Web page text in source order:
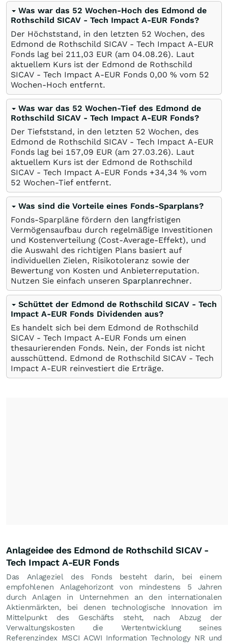
Was war das 52 Wochen-Hoch des Edmond de
Rothschild SICAV - Tech Impact A-EUR Fonds?
Der Höchststand, in den letzten 52 Wochen, des
Edmond de Rothschild SICAV - Tech Impact A-EUR
Fonds lag bei 211,03 EUR (am 04.08.26). Laut
aktuellem Kurs ist der Edmond de Rothschild
SICAV - Tech Impact A-EUR Fonds 0,00 % vom 52
Wochen-Hoch entfernt.
Was war das 52 Wochen-Tief des Edmond de
Rothschild SICAV - Tech Impact A-EUR Fonds?
Der Tiefststand, in den letzten 52 Wochen, des
Edmond de Rothschild SICAV - Tech Impact A-EUR
Fonds lag bei 157,09 EUR (am 27.03.26). Laut
aktuellem Kurs ist der Edmond de Rothschild
SICAV - Tech Impact A-EUR Fonds +34,34 % vom
52 Wochen-Tief entfernt.
Was sind die Vorteile eines Fonds-Sparplans?
Fonds-Sparpläne fördern den langfristigen
Vermögensaufbau durch regelmäßige Investitionen
und Kostenverteilung (Cost-Average-Effekt), und
die Auswahl des richtigen Plans basiert auf
individuellen Zielen, Risikotoleranz sowie der
Bewertung von Kosten und Anbieterreputation.
Nutzen Sie einfach unseren Sparplanrechner.
Schüttet der Edmond de Rothschild SICAV - Tech
Impact A-EUR Fonds Dividenden aus?
Es handelt sich bei dem Edmond de Rothschild
SICAV - Tech Impact A-EUR Fonds um einen
thesaurierenden Fonds. Nein, der Fonds ist nicht
ausschüttend. Edmond de Rothschild SICAV - Tech
Impact A-EUR reinvestiert die Erträge.
Anlageidee des Edmond de Rothschild SICAV -
Tech Impact A-EUR Fonds
Das Anlageziel des Fonds besteht darin, bei einem
empfohlenen Anlagehorizont von mindestens 5 Jahren
durch Anlagen in Unternehmen an den internationalen
Aktienmärkten, bei denen technologische Innovation im
Mittelpunkt des Geschäfts steht, nach Abzug der
Verwaltungskosten die Wertentwicklung seines
Referenzindex MSCI ACWI Information Technology NR und